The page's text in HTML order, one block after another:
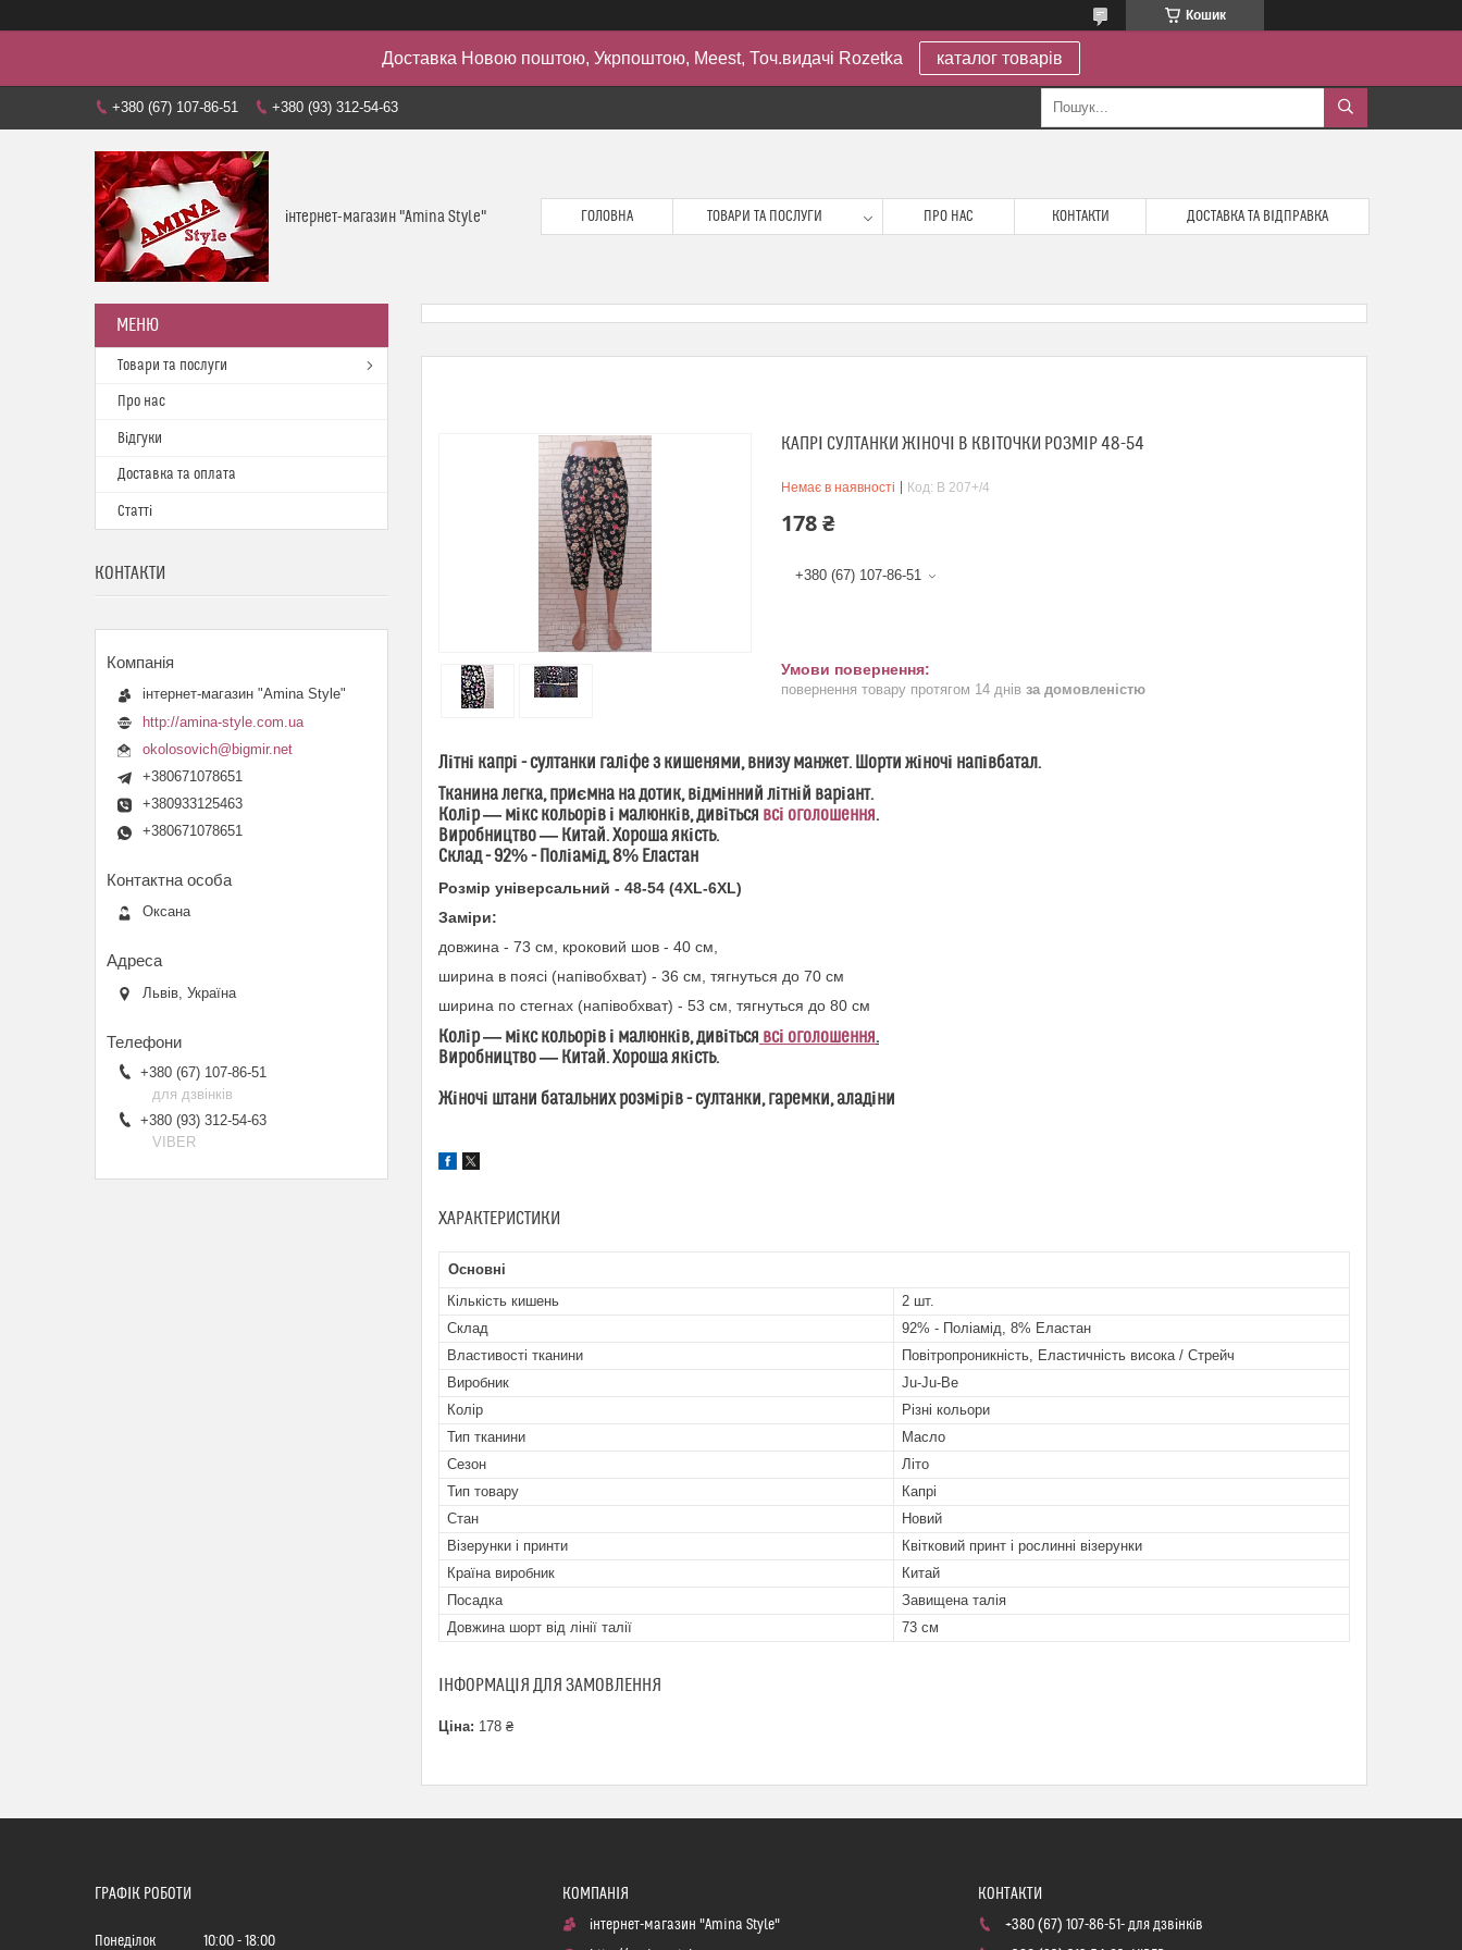
Кошик
Доставка Новою поштою, Укрпоштою, Meest, Точ.видачі Rozetka каталог товарів
+380 (67) 107-86-51 +380 (93) 312-54-63
інтернет-магазин "Amina Style" ГОЛОВНА ТОВАРИ ТА ПОСЛУГИ ПРО НАС КОНТАКТИ ДОСТАВКА ТА ВІДПРАВКА
КАПРІ СУЛТАНКИ ЖІНОЧІ В КВІТОЧКИ РОЗМІР 48-54
Немає в наявності Код: В 207+/4
178 ₴
+380 (67) 107-86-51
повернення товару протягом 14 днів за домовленістю
Літні капрі - султанки галіфе з кишенями, внизу манжет. Шорти жіночі напівбатал.
Тканина легка, приємна на дотик, відмінний літній варіант.
Колір ― мікс кольорів і малюнків, дивіться всі оголошення.
Виробництво ― Китай. Хороша якість.
Склад - 92% - Поліамід, 8% Еластан
Розмір універсальний - 48-54 (4XL-6XL)
Заміри:
довжина - 73 см, кроковий шов - 40 см,
ширина в поясі (напівобхват) - 36 см, тягнуться до 70 см
ширина по стегнах (напівобхват) - 53 см, тягнуться до 80 см
Колір ― мікс кольорів і малюнків, дивіться всі оголошення.
Виробництво ― Китай. Хороша якість.
Жіночі штани батальних розмірів - султанки, гаремки, аладіни
ХАРАКТЕРИСТИКИ
Основні
Кількість кишень
2 шт.
Склад
92% - Поліамід, 8% Еластан
Властивості тканини
Повітропроникність, Еластичність висока / Стрейч
Виробник
Ju-Ju-Be
Колір
Різні кольори
Тип тканини
Масло
Сезон
Літо
Тип товару
Капрі
Стан
Новий
Візерунки і принти
Квітковий принт і рослинні візерунки
Країна виробник
Китай
Посадка
Завищена талія
Довжина шорт від лінії талії
73 см
ІНФОРМАЦІЯ ДЛЯ ЗАМОВЛЕННЯ
Ціна: 178 ₴
Товари та послуги
Про нас
Відгуки
Доставка та оплата
Статті
КОНТАКТИ
інтернет-магазин "Amina Style"
http://amina-style.com.ua
okolosovich@bigmir.net
+380671078651
+380933125463
+380671078651
Оксана
Львів, Україна
+380 (67) 107-86-51
для дзвінків
+380 (93) 312-54-63
VIBER
ГРАФІК РОБОТИ
Понеділок 10:00 18:00
інтернет-магазин "Amina Style"
+380 (67) 107-86-51 для дзвінків